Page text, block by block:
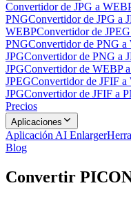
Convertidor de JPG a
PNGConvertidor de JPG a
WEBPConvertidor de
PNGConvertidor de PNG a
JPGConvertidor de PNG a
JPGConvertidor de WEBP
JPEGConvertidor de JFIF a
JPGConvertidor de JFIF a
Precios
Aplicaciones
Aplicación AI Enlarger
Blog
Convertir